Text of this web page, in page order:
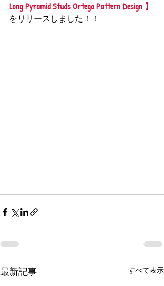
Long Pyramid Studs Ortega Pattern Design 】
をリリースしました！！
最新記事 すべて表示